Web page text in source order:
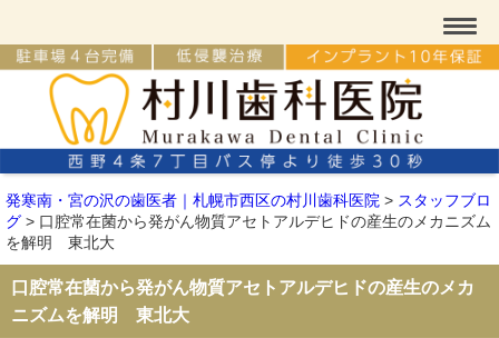
発寒南・宮の沢の歯医者｜札幌市西区の村川歯科医院 > スタッフブロ
グ > 口腔常在菌から発がん物質アセトアルデヒドの産生のメカニズム
を解明 東北大
口腔常在菌から発がん物質アセトアルデヒドの産生のメカ
ニズムを解明 東北大